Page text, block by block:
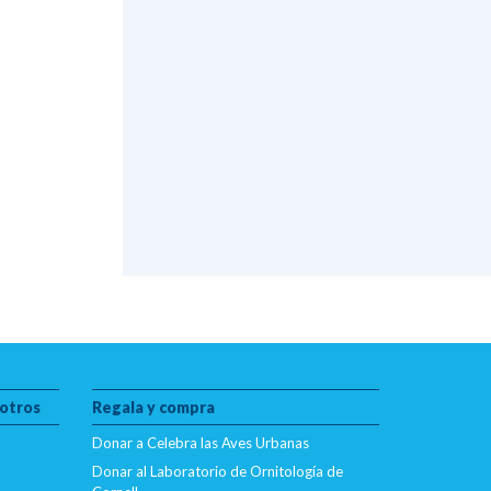
Regala y compra
Donar a Celebra las Aves Urbanas
Donar al Laboratorio de Ornitología de